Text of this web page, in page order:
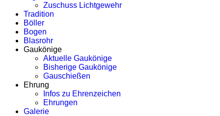
Zuschuss Lichtgewehr
Tradition
Böller
Bogen
Blasrohr
Gaukönige
Aktuelle Gaukönige
Bisherige Gaukönige
Gauschießen
Ehrung
Infos zu Ehrenzeichen
Ehrungen
Galerie